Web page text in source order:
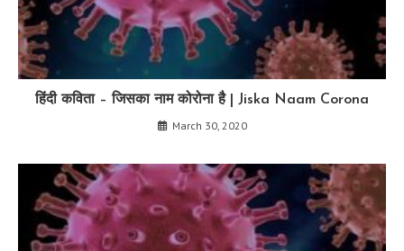
हिंदी कविता – जिसका नाम कोरोना है | Jiska Naam Corona
March 30, 2020